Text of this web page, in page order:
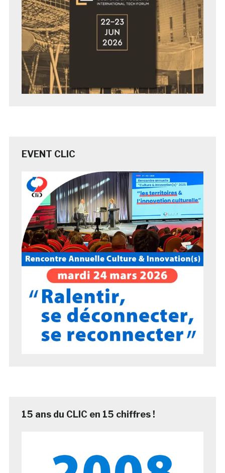
EVENT CLIC
15 ans du CLIC en 15 chiffres !